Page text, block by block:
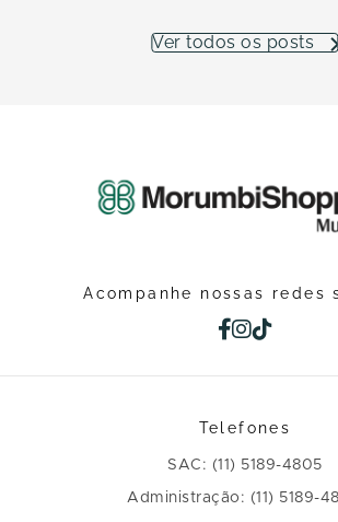
Ver todos os posts
Acompanhe nossas redes
Telefones
SAC: (11) 5189-4805
Administração: (11) 5189-